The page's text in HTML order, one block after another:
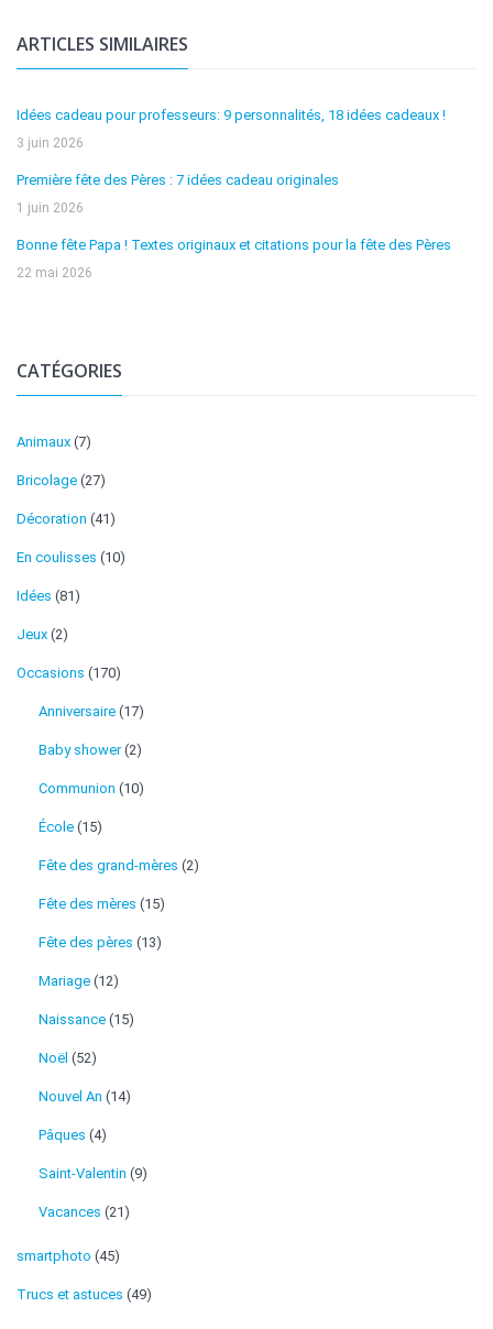
ARTICLES SIMILAIRES
Idées cadeau pour professeurs: 9 personnalités, 18 idées cadeaux !
3 juin 2026
Première fête des Pères : 7 idées cadeau originales
1 juin 2026
Bonne fête Papa ! Textes originaux et citations pour la fête des Pères
22 mai 2026
CATÉGORIES
Animaux (7)
Bricolage (27)
Décoration (41)
En coulisses (10)
Idées (81)
Jeux (2)
Occasions (170)
Anniversaire (17)
Baby shower(2)
Communion (10)
École (15)
Fête des grand-mères (2)
Fête des mères (15)
Fête des pères (13)
Mariage (12)
Naissance (15)
Noël (52)
Nouvel An (14)
Pâques (4)
Saint-Valentin (9)
Vacances (21)
smartphoto (45)
Trucs et astuces (49)